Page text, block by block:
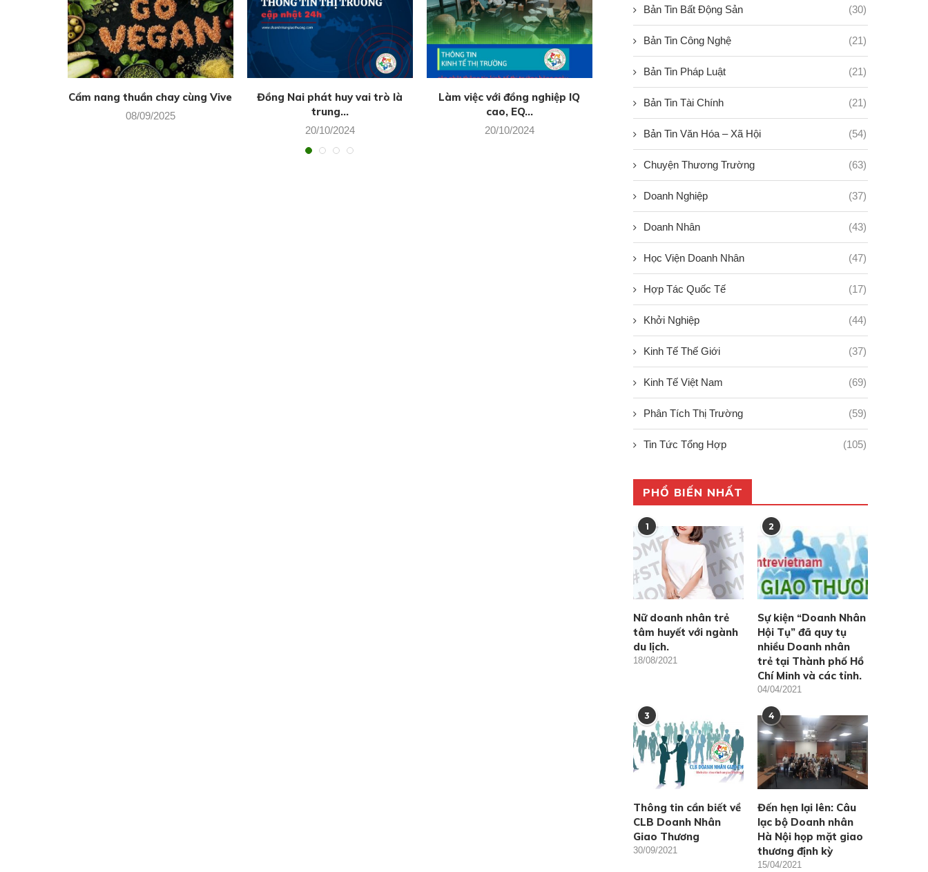
Cẩm nang thuần chay cùng Vive
08/09/2025
Đồng Nai phát huy vai trò là
trung...
20/10/2024
Làm việc với đồng nghiệp IQ
cao, EQ...
20/10/2024
Tình hình hợp tác kinh tế giữa
19/09/2024
Pickleball: Nguồn gốc và
chơi môn thể...
19/09/2024
Bản Tin Bất Động Sản (30)
Bản Tin Công Nghệ (21)
Bản Tin Pháp Luật (21)
Bản Tin Tài Chính (21)
Bản Tin Văn Hóa – Xã Hội (54)
Chuyện Thương Trường (63)
Doanh Nghiệp (37)
Doanh Nhân (43)
Học Viện Doanh Nhân (47)
Hợp Tác Quốc Tế (17)
Khởi Nghiệp (44)
Kinh Tế Thế Giới (37)
Kinh Tế Việt Nam (69)
Phân Tích Thị Trường (59)
Tin Tức Tổng Hợp (105)
PHỔ BIẾN NHẤT
1
Nữ doanh nhân trẻ
tâm huyết với ngành
du lịch.
18/08/2021
2
Sự kiện “Doanh Nhân
Hội Tụ” đã quy tụ
nhiều Doanh nhân
trẻ tại Thành phố Hồ
Chí Minh và các tỉnh.
04/04/2021
3
Thông tin cần biết về
CLB Doanh Nhân
Giao Thương
30/09/2021
4
Đến hẹn lại lên: Câu
lạc bộ Doanh nhân
Hà Nội họp mặt giao
thương định kỳ
15/04/2021